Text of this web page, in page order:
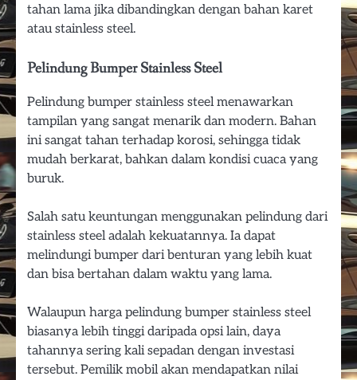
tahan lama jika dibandingkan dengan bahan karet
atau stainless steel.
Pelindung Bumper Stainless Steel
Pelindung bumper stainless steel menawarkan
tampilan yang sangat menarik dan modern. Bahan
ini sangat tahan terhadap korosi, sehingga tidak
mudah berkarat, bahkan dalam kondisi cuaca yang
buruk.
Salah satu keuntungan menggunakan pelindung dari
stainless steel adalah kekuatannya. Ia dapat
melindungi bumper dari benturan yang lebih kuat
dan bisa bertahan dalam waktu yang lama.
Walaupun harga pelindung bumper stainless steel
biasanya lebih tinggi daripada opsi lain, daya
tahannya sering kali sepadan dengan investasi
tersebut. Pemilik mobil akan mendapatkan nilai